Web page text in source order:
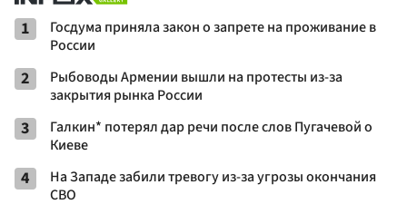
1
Госдума приняла закон о запрете на проживание в
России
2
Рыбоводы Армении вышли на протесты из-за
закрытия рынка России
3
Галкин* потерял дар речи после слов Пугачевой о
Киеве
4
На Западе забили тревогу из-за угрозы окончания
СВО